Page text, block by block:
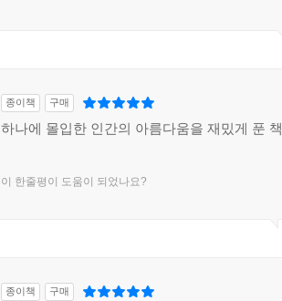
종이책 구매
하나에 몰입한 인간의 아름다움을 재밌게 푼
이 한줄평이 도움이 되었나요?
종이책 구매